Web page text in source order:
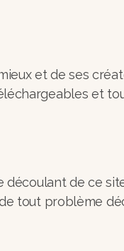
et de ses
et
découlant de ce
tout problème